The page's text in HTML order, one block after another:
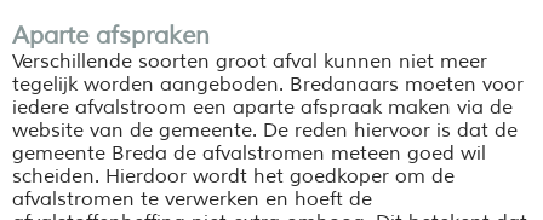
Aparte afspraken
Verschillende soorten groot afval kunnen niet meer
tegelijk worden aangeboden. Bredanaars moeten voor
iedere afvalstroom een aparte afspraak maken via de
website van de gemeente. De reden hiervoor is dat de
gemeente Breda de afvalstromen meteen goed wil
scheiden. Hierdoor wordt het goedkoper om de
afvalstromen te verwerken en hoeft de